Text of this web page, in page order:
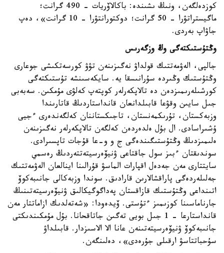
كوزدەلگەن، ونىڭ ىشىندە: باكالاۆريات - 490 گرانت؛
ماگيستراتۋرا - 50 گرانت؛ دوكتورانتۋرا - 10 گرانت»، دەپ
جاۋاپ بەردى.
وڭتۇستىكتەگى وڭ وزگەرىس
جالپى، الەۋمەتتىك قولداۋ نەگىزىنەن تۋۋ كورسەتكىشى جوعارى
وڭتۇستىك وڭىردە سۇرانىسقا يە. سايكەسىنشە تۇستىكتەگى
كورشىلەرىمىزدەن دە تالاپكەرلەر كوپتەپ كەلۋى مۇمكىن. سەبەبى
جىل سايىن وقۋعا قابىلدانعان قانداستاردىڭ قاتارىندا
وزبەكستان، تۇرىكمەنستان، تاجىكستاننان كەلگەندەرى ءجيى
ۇشىراسادى. ال بۇل ەلدەردەن كەلگەن تالاپكەرلەر نەگىزىنەن
ەلىمىزدىڭ وڭتۇستىگىندەگى ج و و-عا قۇجات تاپسىرادى.
سوندىقتان ءبىز سول جاقتاعى ۋنيۆەرسيتەتتەردىڭ رەسمي
سايتتارى مەن جەدەل اقپارات الماسۋ قۇرالىنا اينالعان الەۋمەتتىك
جەلىلەردەگى پاراقشالارىن قارادىق. سوندا وزبەكالى جانىبەكوۆ
اتىنداعى وڭتۇستىك قازاقستان پەداگوگيكالىق ۋنيۆەرسيتەتىنىڭ
جارناماسىنا كوزىمىز ءتۇستى. ۆيدەودا: «شەتەلدىك ازاماتتار مەن
قانداستارعا - 1 جىل بويى تەگىن جاتاقحانا. بۇل مۇمكىندىكتى
جانىبەكوۆ ۋنيۆەرسيتەتىنەن عانا الا الاسىزدار. قابىلداۋ
سۇحباتتاسۋ ارقىلى جۇرەدى»، دەلىنگەن.